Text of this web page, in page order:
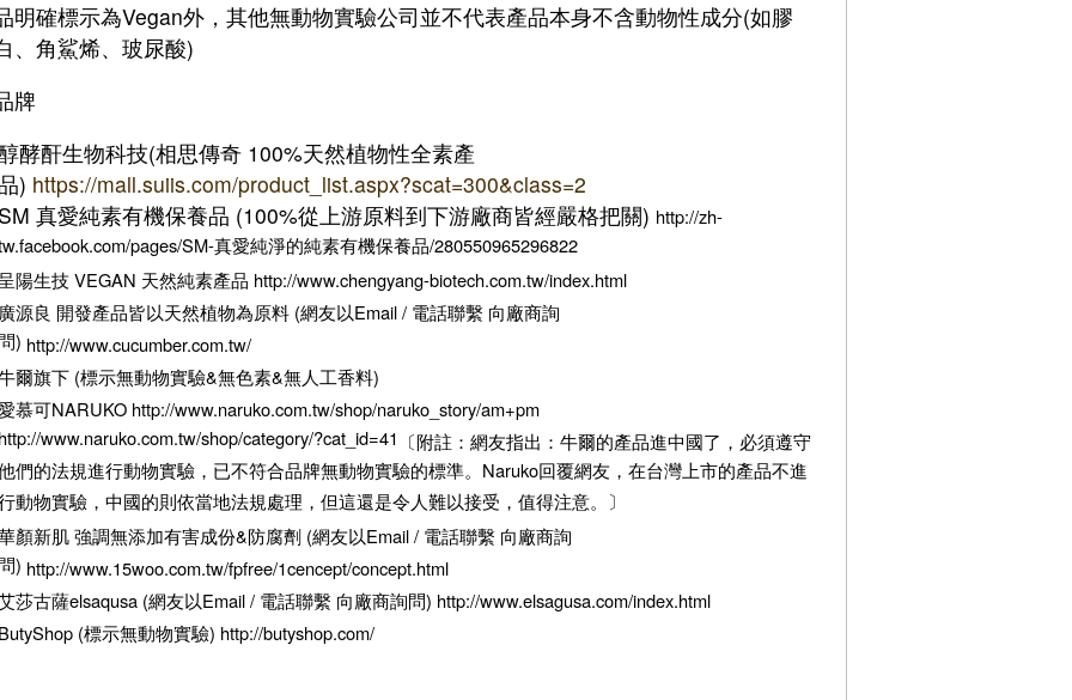
明確標示為Vegan外，其他無動物實驗公司並不代表產品本身不含動物性成分(如膠
、角鯊烯、玻尿酸)
牌
酵酐生物科技(相思傳奇 100%天然植物性全素產
) https://mall.suiis.com/product_list.aspx?scat=300&class=2
真愛純素有機保養品 (100%從上游原料到下游廠商皆經嚴格把關) http://zh-
pages/SM-真愛純淨的純素有機保養品/280550965296822
陽生技 VEGAN 天然純素產品 http://www.chengyang-biotech.com.tw/index.html
源良 開發產品皆以天然植物為原料 (網友以Email / 電話聯繫 向廠商詢
) http://www.cucumber.com.tw/
爾旗下 (標示無動物實驗&無色素&無人工香料)
慕可NARUKO http://www.naruko.com.tw/shop/naruko_story/am+pm
www.naruko.com.tw/shop/category/?cat_id=41 〔附註：網友指出：牛爾的產品進中國了，必須遵守
們的法規進行動物實驗，已不符合品牌無動物實驗的標準。Naruko回覆網友，在台灣上市的產品不進
動物實驗，中國的則依當地法規處理，但這還是令人難以接受，值得注意。〕
顏新肌 強調無添加有害成份&防腐劑 (網友以Email / 電話聯繫 向廠商詢
) http://www.15woo.com.tw/fpfree/1cencept/concept.html
莎古薩elsaqusa (網友以Email / 電話聯繫 向廠商詢問) http://www.elsagusa.com/index.html
(標示無動物實驗) http://butyshop.com/